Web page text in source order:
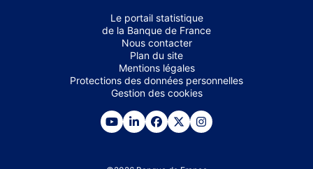
Le portail statistique
de la Banque de France
Nous contacter
Plan du site
Mentions légales
Protections des données personnelles
Gestion des cookies